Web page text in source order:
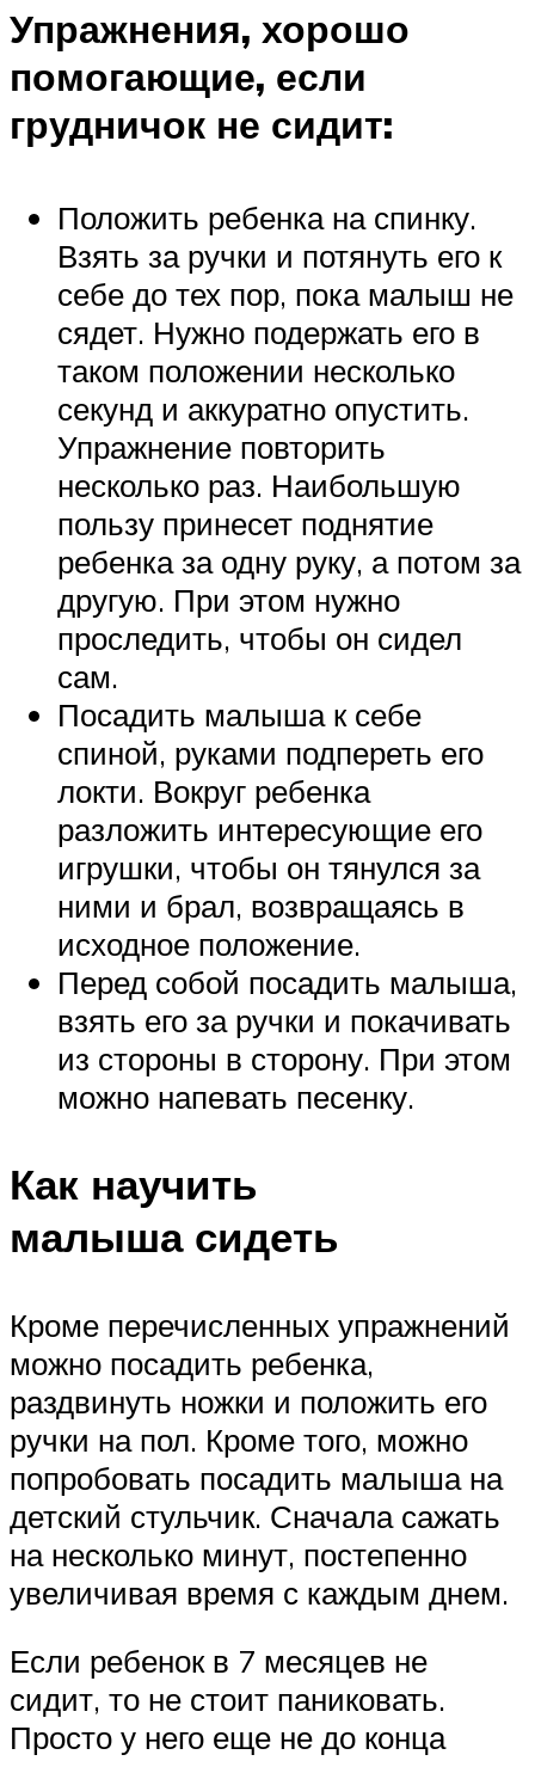
Упражнения, хорошо
помогающие, если
грудничок не сидит:
Положить ребенка на спинку.
Взять за ручки и потянуть его к
себе до тех пор, пока малыш не
сядет. Нужно подержать его в
таком положении несколько
секунд и аккуратно опустить.
Упражнение повторить
несколько раз. Наибольшую
пользу принесет поднятие
ребенка за одну руку, а потом за
другую. При этом нужно
проследить, чтобы он сидел
сам.
Посадить малыша к себе
спиной, руками подпереть его
локти. Вокруг ребенка
разложить интересующие его
игрушки, чтобы он тянулся за
ними и брал, возвращаясь в
исходное положение.
Перед собой посадить малыша,
взять его за ручки и покачивать
из стороны в сторону. При этом
можно напевать песенку.
Как научить
малыша сидеть
Кроме перечисленных упражнений
можно посадить ребенка,
раздвинуть ножки и положить его
ручки на пол. Кроме того, можно
попробовать посадить малыша на
детский стульчик. Сначала сажать
на несколько минут, постепенно
увеличивая время с каждым днем.
Если ребенок в 7 месяцев не
сидит, то не стоит паниковать.
Просто у него еще не до конца